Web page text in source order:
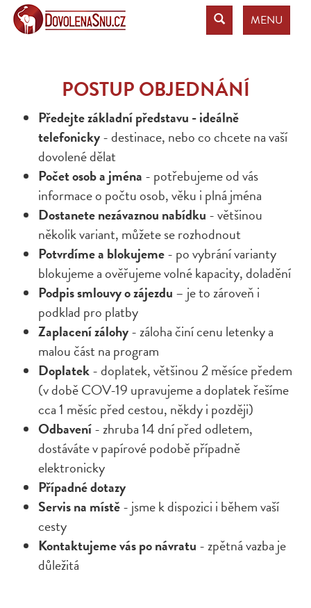
MENU
POSTUP OBJEDNÁNÍ
Předejte základní představu - ideálně
telefonicky- destinace, nebo co chcete na vaší
dovolené dělat
Počet osob a jména - potřebujeme od vás
informace o počtu osob, věku i plná jména
Dostanete nezávaznou nabídku - většinou
několik variant, můžete se rozhodnout
Potvrdíme a blokujeme- po vybrání varianty
blokujeme a ověřujeme volné kapacity, doladění
Podpis smlouvy o zájezdu – je to zároveň i
podklad pro platby
Zaplacení zálohy- záloha činí cenu letenky a
malou část na program
Doplatek- doplatek, většinou 2 měsíce předem
(v době COV-19 upravujeme a doplatek řešíme
cca 1 měsíc před cestou, někdy i později)
Odbavení- zhruba 14 dní před odletem,
dostáváte v papírové podobě případně
elektronicky
Případné dotazy
Servis na místě- jsme k dispozici i během vaší
cesty
Kontaktujeme vás po návratu - zpětná vazba je
důležitá